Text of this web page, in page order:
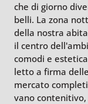
che di giorno
belli. La zona
della nostra
il centro
comodi e
letto a firma
mercato
vano